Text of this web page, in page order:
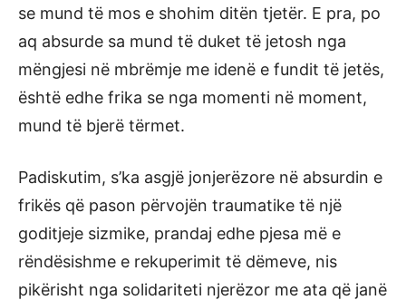
se mund të mos e shohim ditën tjetër. E pra, po
aq absurde sa mund të duket të jetosh nga
mëngjesi në mbrëmje me idenë e fundit të jetës,
është edhe frika se nga momenti në moment,
mund të bjerë tërmet.
Padiskutim, s’ka asgjë jonjerëzore në absurdin e
frikës që pason përvojën traumatike të një
goditjeje sizmike, prandaj edhe pjesa më e
rëndësishme e rekuperimit të dëmeve, nis
pikërisht nga solidariteti njerëzor me ata që janë